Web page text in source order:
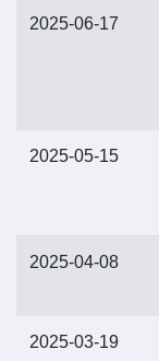
2025-06-17
2025-05-15
2025-04-08
2025-03-19